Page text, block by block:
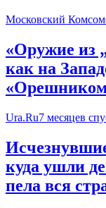
Московский
«Оружие из
как на
Ura.Ru7 месяцев
куда ушли
пела вся